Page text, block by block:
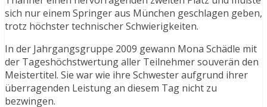
sich nur einem Springer aus München geschlagen geben,
trotz höchster technischer Schwierigkeiten.
In der Jahrgangsgruppe 2009 gewann Mona Schädle mit
der Tageshöchstwertung aller Teilnehmer souverän den
Meistertitel. Sie war wie ihre Schwester aufgrund ihrer
überragenden Leistung an diesem Tag nicht zu
bezwingen.